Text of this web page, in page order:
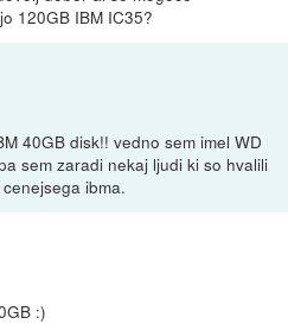
120GB IBM IC35?
40GB disk!! vedno sem imel WD
sem zaradi nekaj ljudi ki so hvalili
ibma.
:)